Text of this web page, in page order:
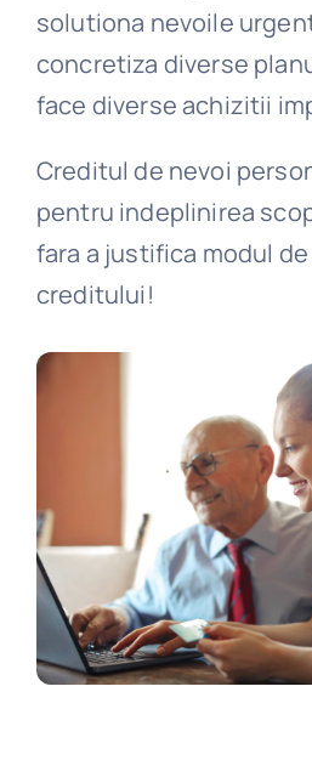
solutiona nevoile
concretiza diverse
face diverse achizitii
Creditul de nevoi
pentru indeplinirea
fara a justifica modul
creditului!